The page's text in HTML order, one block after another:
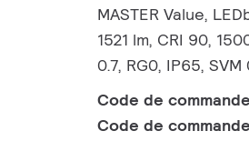
MASTER Value,
1521 lm, CRI 90,
0.7, RG0, IP65,
Code de
Code de